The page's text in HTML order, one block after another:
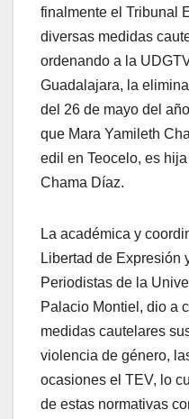
finalmente el Tribunal
diversas medidas
ordenando a la
Guadalajara, la
del 26 de mayo del
que Mara Yamileth
edil en Teocelo, es
Chama Díaz.
La académica y
Libertad de Expresión
Periodistas de la
Palacio Montiel, dio a
medidas cautelares
violencia de género,
ocasiones el TEV, lo
de estas normativas